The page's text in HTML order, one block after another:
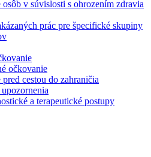
v súvislosti s ohrozením zdravia
prác pre špecifické skupiny
očkovanie
cestou do zahraničia
a terapeutické postupy